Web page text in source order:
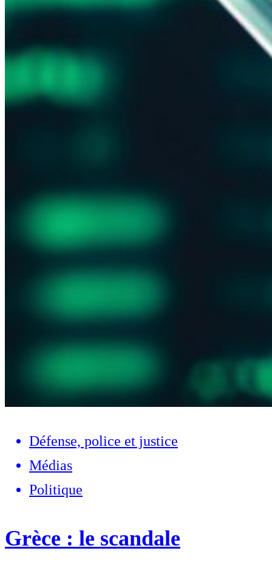
Défense, police et justice
Médias
Politique
Grèce : le scandale